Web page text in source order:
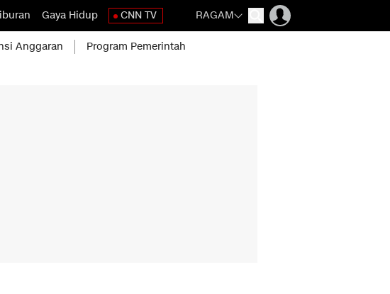
Gaya Hidup CNN TV RAGAM
Anggaran Program Pemerintah